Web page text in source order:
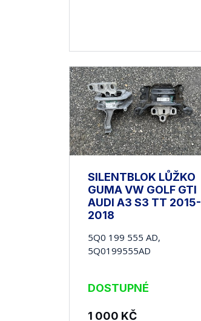
SILENTBLOK LŮŽKO
GUMA VW GOLF GTI
AUDI A3 S3 TT 2015-
2018
5Q0 199 555 AD,
5Q0199555AD
DOSTUPNÉ
1 000 KČ